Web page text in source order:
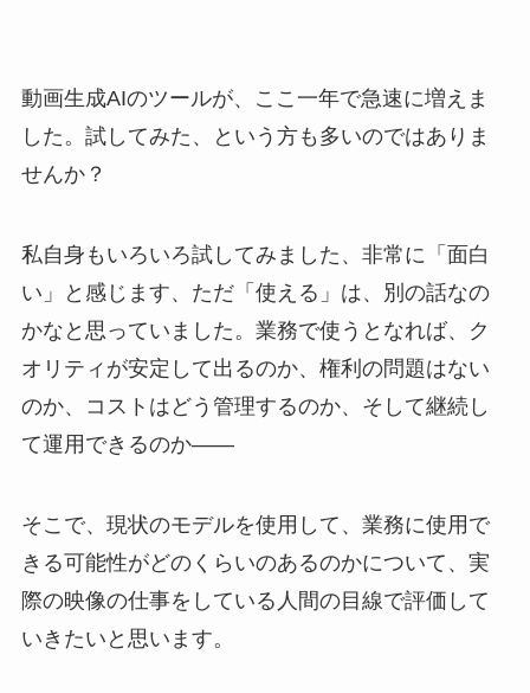
動画生成AIのツールが、ここ一年で急速に増えま
した。試してみた、という方も多いのではありま
せんか？
私自身もいろいろ試してみました、非常に「面白
い」と感じます、ただ「使える」は、別の話なの
かなと思っていました。業務で使うとなれば、ク
オリティが安定して出るのか、権利の問題はない
のか、コストはどう管理するのか、そして継続し
て運用できるのか——
そこで、現状のモデルを使用して、業務に使用で
きる可能性がどのくらいのあるのかについて、実
際の映像の仕事をしている人間の目線で評価して
いきたいと思います。